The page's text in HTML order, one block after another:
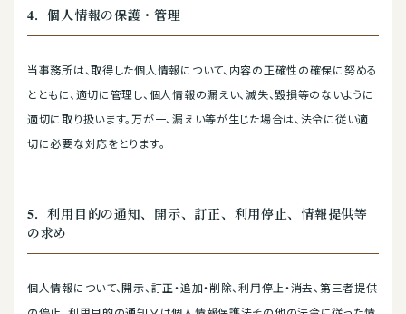
4．個人情報の保護・管理
当事務所は、取得した個人情報について、内容の正確性の確保に努める
とともに、適切に管理し、個人情報の漏えい、滅失、毀損等のないように
適切に取り扱います。万が一、漏えい等が生じた場合は、法令に従い適
切に必要な対応をとります。
5．利用目的の通知、開示、訂正、利用停止、情報提供等
の求め
個人情報について、開示、訂正・追加・削除、利用停止・消去、第三者提供